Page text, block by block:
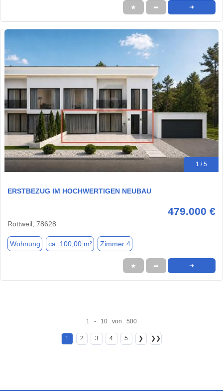
★ ➦ ➜
1 / 5
ERSTBEZUG IM HOCHWERTIGEN NEUBAU
479.000 €
Rottweil, 78628
Wohnung ca. 100,00 m² Zimmer 4
★ ➦ ➜
1 - 10 von 500
1 2 3 4 5 ❯ ❯❯